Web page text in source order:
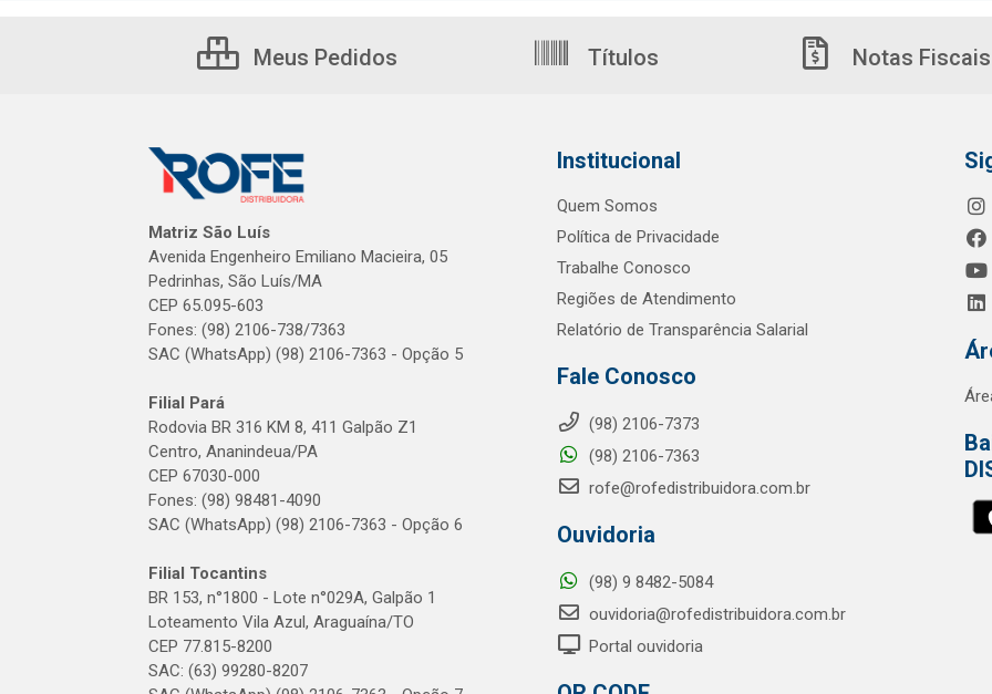
Meus Pedidos Títulos Notas Fiscais
Matriz São Luís
Avenida Engenheiro Emiliano Macieira, 05
Pedrinhas, São Luís/MA
CEP 65.095-603
Fones: (98) 2106-738/7363
SAC (WhatsApp) (98) 2106-7363 - Opção 5
Filial Pará
Rodovia BR 316 KM 8, 411 Galpão Z1
Centro, Ananindeua/PA
CEP 67030-000
Fones: (98) 98481-4090
SAC (WhatsApp) (98) 2106-7363 - Opção 6
Filial Tocantins
BR 153, n°1800 - Lote n°029A, Galpão 1
Loteamento Vila Azul, Araguaína/TO
CEP 77.815-8200
SAC: (63) 99280-8207
Institucional
Quem Somos
Política de Privacidade
Trabalhe Conosco
Regiões de Atendimento
Relatório de Transparência Salarial
Fale Conosco
(98) 2106-7373
(98) 2106-7363
rofe@rofedistribuidora.com.br
Ouvidoria
(98) 9 8482-5084
ouvidoria@rofedistribuidora.com.br
Portal ouvidoria